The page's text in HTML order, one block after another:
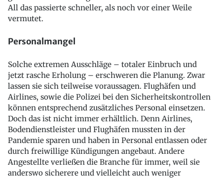
All das passierte schneller, als noch vor einer Weile
vermutet.
Personalmangel
Solche extremen Ausschläge – totaler Einbruch und
jetzt rasche Erholung – erschweren die Planung. Zwar
lassen sie sich teilweise voraussagen. Flughäfen und
Airlines, sowie die Polizei bei den Sicherheitskontrollen
können entsprechend zusätzliches Personal einsetzen.
Doch das ist nicht immer erhältlich. Denn Airlines,
Bodendienstleister und Flughäfen mussten in der
Pandemie sparen und haben in Personal entlassen oder
durch freiwillige Kündigungen angebaut. Andere
Angestellte verließen die Branche für immer, weil sie
anderswo sicherere und vielleicht auch weniger